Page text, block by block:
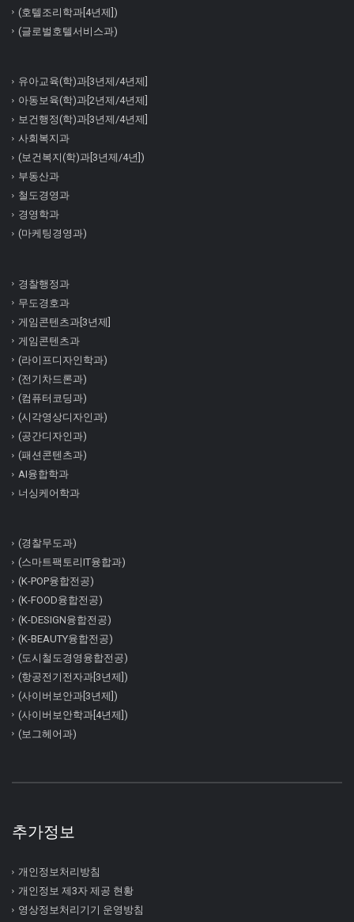
(호텔조리학과[4년제])
(글로벌호텔서비스과)
유아교육(학)과[3년제/4년제]
아동보육(학)과[2년제/4년제]
보건행정(학)과[3년제/4년제]
사회복지과
(보건복지(학)과[3년제/4년])
부동산과
철도경영과
경영학과
(마케팅경영과)
경찰행정과
무도경호과
게임콘텐츠과[3년제]
게임콘텐츠과
(라이프디자인학과)
(전기차드론과)
(컴퓨터코딩과)
(시각영상디자인과)
(공간디자인과)
(패션콘텐츠과)
AI융합학과
너싱케어학과
(경찰무도과)
(스마트팩토리IT융합과)
(K-POP융합전공)
(K-FOOD융합전공)
(K-DESIGN융합전공)
(K-BEAUTY융합전공)
(도시철도경영융합전공)
(항공전기전자과[3년제])
(사이버보안과[3년제])
(사이버보안학과[4년제])
(보그헤어과)
추가정보
개인정보처리방침
개인정보 제3자 제공 현황
영상정보처리기기 운영방침